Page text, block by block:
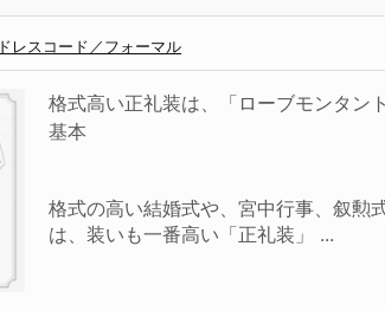
ドレスコード／フォーマル
格式高い正礼装は、「ローブモンタン
基本
格式の高い結婚式や、宮中行事、叙勲
は、装いも一番高い「正礼装」 ...